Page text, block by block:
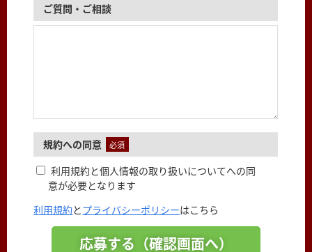
ご質問・ご相談
規約への同意 必須
利用規約と個人情報の取り扱いについてへの同
意が必要となります
利用規約とプライバシーポリシーはこちら